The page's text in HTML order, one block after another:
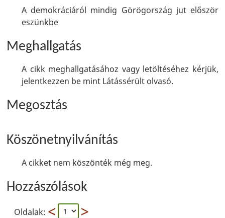
A demokráciáról mindig Görögország jut először
eszünkbe
Meghallgatás
A cikk meghallgatásához vagy letöltéséhez kérjük,
jelentkezzen be mint Látássérült olvasó.
Megosztás
Köszönetnyilvánítás
A cikket nem köszönték még meg.
Hozzászólások
Oldalak: